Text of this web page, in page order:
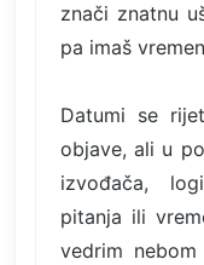
znači znatnu
pa imaš
Datumi se
objave, ali u
izvođača,
pitanja ili
vedrim